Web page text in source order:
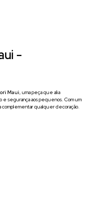
-
Maui, uma peça que alia
segurança aos pequenos. Com um
qualquer decoração.